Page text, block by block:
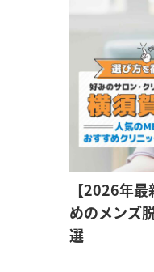
【2026年
めのメンズ
選